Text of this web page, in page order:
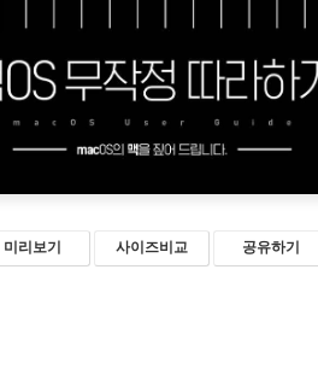
미리보기 사이즈비교 공유하기